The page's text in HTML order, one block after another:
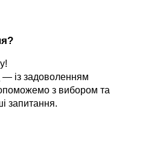
— із задоволенням
з вибором та
запитання.